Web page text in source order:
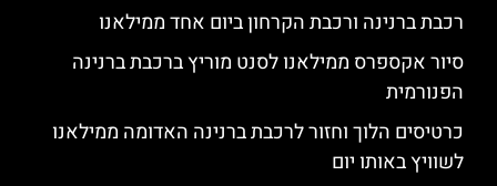
רכבת ברנינה ורכבת הקרחון ביום אחד ממילאנו
סיור אקספרס ממילאנו לסנט מוריץ ברכבת ברנינה
הפנורמית
כרטיסים הלוך וחזור לרכבת ברנינה האדומה ממילאנו
לשוויץ באותו יום